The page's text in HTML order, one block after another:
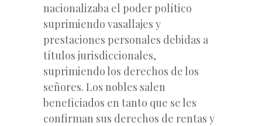
nacionalizaba el poder político
suprimiendo vasallajes y
prestaciones personales debidas a
títulos jurisdiccionales,
suprimiendo los derechos de los
señores. Los nobles salen
beneficiados en tanto que se les
confirman sus derechos de rentas y